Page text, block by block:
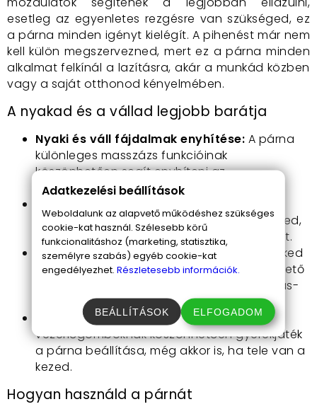
esetleg az egyenletes rezgésre van szükséged, ez
a párna minden igényt kielégít. A pihenést már nem
kell külön megszervezned, mert ez a párna minden
alkalmat felkínál a lazításra, akár a munkád közben
vagy a saját otthonod kényelmében.
A nyakad és a vállad legjobb barátja
Nyaki és váll fájdalmak enyhítése: A párna
különleges masszázs funkcióinak
köszönhetően segít enyhíteni az
izomfájdalmakat és merevséget.
helyet foglal, így bárhova magaddal viheted,
legyen az az iroda vagy egy hosszú autóút.
Testreszabott masszázs:Válaszd ki a neked
legmegfelelőbb masszázs módot a 3 elérhető
funkció közül, hogy minden alkalommal más-
más élményben legyen részed.
Egyszerű használat:Az intuitív
vezérlőgomboknak köszönhetően gyerekjáték
a párna beállítása, még akkor is, ha tele van a
kezed.
Hogyan használd a párnát
Adatkezelési beállítások
Weboldalunk az alapvető működéshez szükséges
cookie-kat használ. Szélesebb körű
funkcionalitáshoz (marketing, statisztika,
személyre szabás) egyéb cookie-kat
engedélyezhet. Részletesebb információk.
BEÁLLÍTÁSOK ELFOGADOM